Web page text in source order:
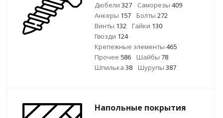
Дюбели 327 Саморезы 409
Анкеры 157 Болты 272
Винты 132 Гайки 130
Гвозди 124
Крепежные элементы 465
Прочее 586 Шайбы 78
Шпилька 38 Шурупы 387
Напольные покрытия